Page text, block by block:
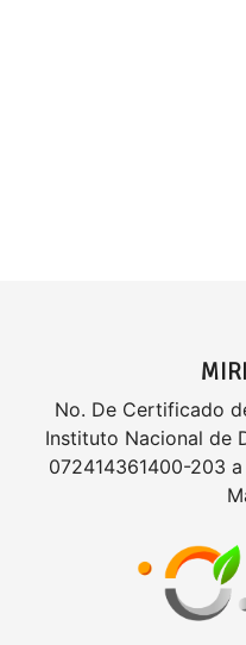
No. De Certificado
Instituto Nacional de
072414361400-203